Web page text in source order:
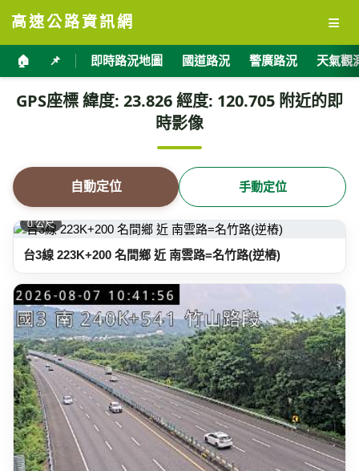
高速公路資訊網 ≡
🏠 📌 即時路況地圖 國道路況 警廣路況 天氣觀
GPS座標 緯度: 23.826 經度: 120.705 附近的即
時影像
自動定位 手動定位
0 公尺
台3線 223K+200 名間鄉 近 南雲路=名竹路(逆樁)